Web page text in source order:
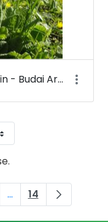
Primula elatior - Sugárkankalin - Budai Arborétum
a TAB
...Köztes oldalak
Oldal
14